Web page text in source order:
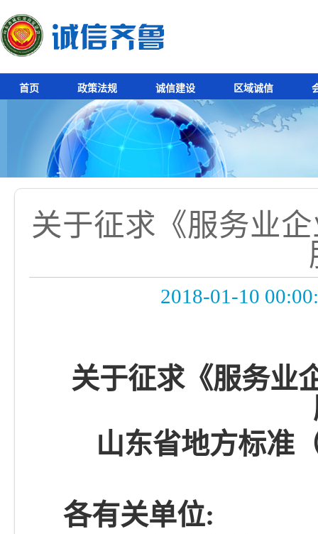
首页 政策法规 诚信建设 区域诚信
关于征求《服务业
2018-01-10
关于征求《服务业
山东省地方标准
各有关单位: